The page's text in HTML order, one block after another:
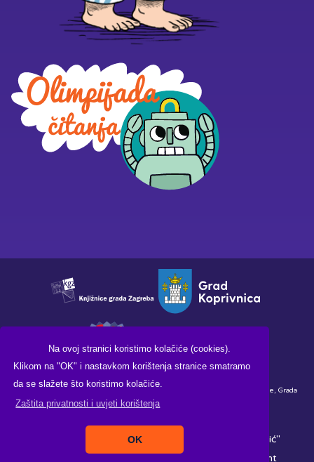
Na ovoj stranici koristimo kolačiće (cookies).
Klikom na "OK" i nastavkom korištenja stranice smatramo
da se slažete što koristimo kolačiće.
Zaštita privatnosti i uvjeti korištenja
OK
Financirano sredstvima Ministarstva kulture i medija Republike Hrvatske, Grada
Koprivnice i Knjižnice i čitaonice "Fran Galović" Koprivnica.
Copyright ©2026. Knjižnica i čitaonica "Fran Galović"
Pikant